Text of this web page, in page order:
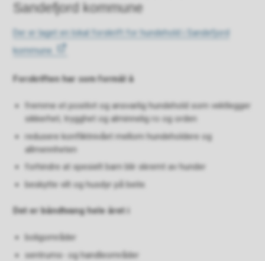
Sandefjord kommune
Der er laget en lokal forskrift for hundehold i Sandefjord
kommune.
Forskriften har som formål å
fremme et positivt og ansvarlig hundehold som vektlegger
sikkerhet, trygghet og alminnelig ro og orden
redusere konfliktnivået mellom hundeholdere og
allmennheten
forhindre at spesielt barn blir skremt av hunder
beskytte vilt og husdyr på beite.
Det er båndtvang hele året i
boligområder
sentrums- og handleområder